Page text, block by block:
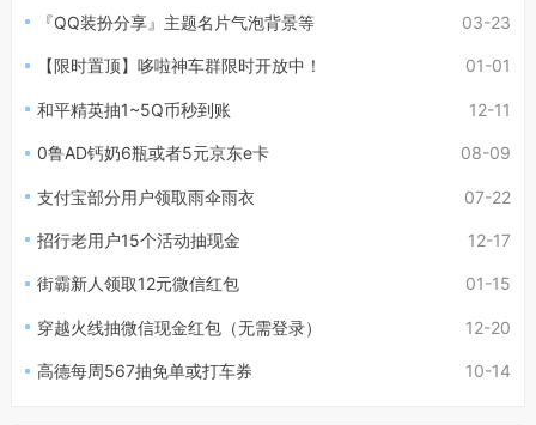
03-23
『QQ装扮分享』主题名片气泡背景等
01-01
【限时置顶】哆啦神车群限时开放中！
12-11
和平精英抽1~5Q币秒到账
08-09
0鲁AD钙奶6瓶或者5元京东e卡
07-22
支付宝部分用户领取雨伞雨衣
12-17
招行老用户15个活动抽现金
01-15
街霸新人领取12元微信红包
12-20
穿越火线抽微信现金红包（无需登录）
10-14
高德每周567抽免单或打车券